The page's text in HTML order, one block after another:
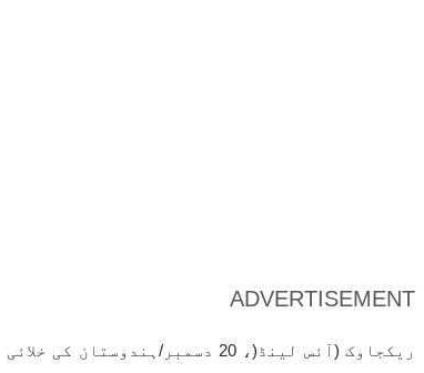
ADVERTISEMENT
ریکجاوک (آئس لینڈ(، 20